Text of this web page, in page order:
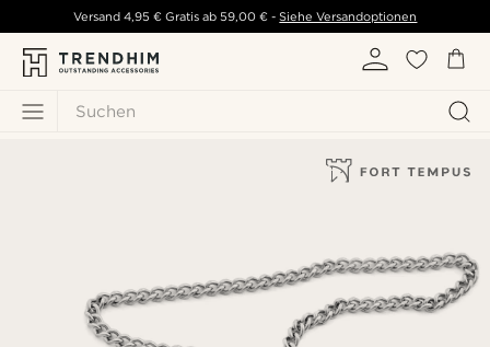
Suchen
Versand 4,95 € Gratis ab 59,00 € - Siehe Versandoptionen